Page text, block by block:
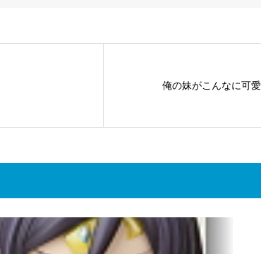
俺の妹がこんなに可